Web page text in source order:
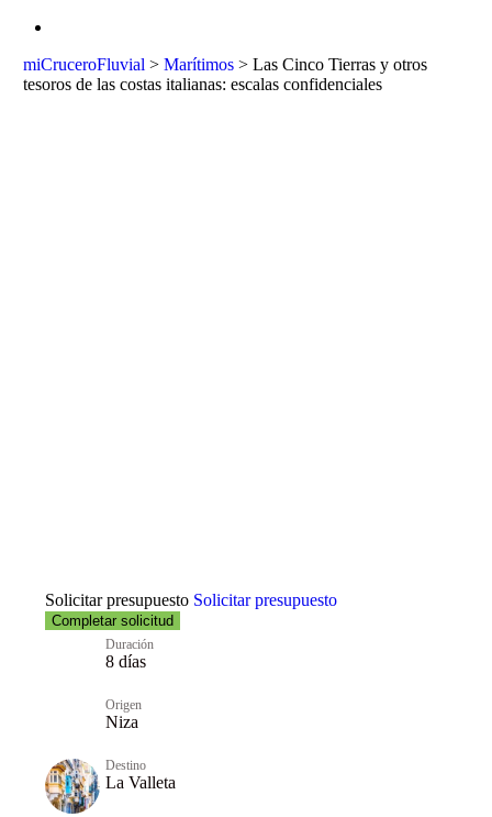
miCruceroFluvial >Marítimos >Las Cinco Tierras y otros
tesoros de las costas italianas: escalas confidenciales
Solicitar presupuesto Solicitar presupuesto
Completar solicitud
Duración
8 días
Origen
Niza
Destino
La Valleta